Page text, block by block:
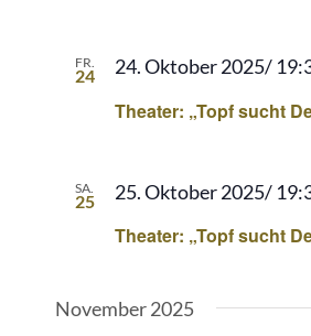
FR.
24
Theater: „Topf sucht
24. Oktober 2025/
SA.
25
Theater: „Topf sucht
25. Oktober 2025/
November 2025